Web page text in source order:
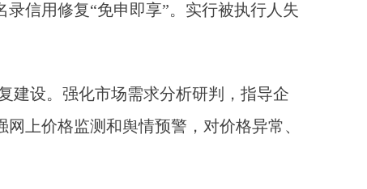
信用修复“免申即享”。实行被执行人失
建设。强化市场需求分析研判，指导企
上价格监测和舆情预警，对价格异常、